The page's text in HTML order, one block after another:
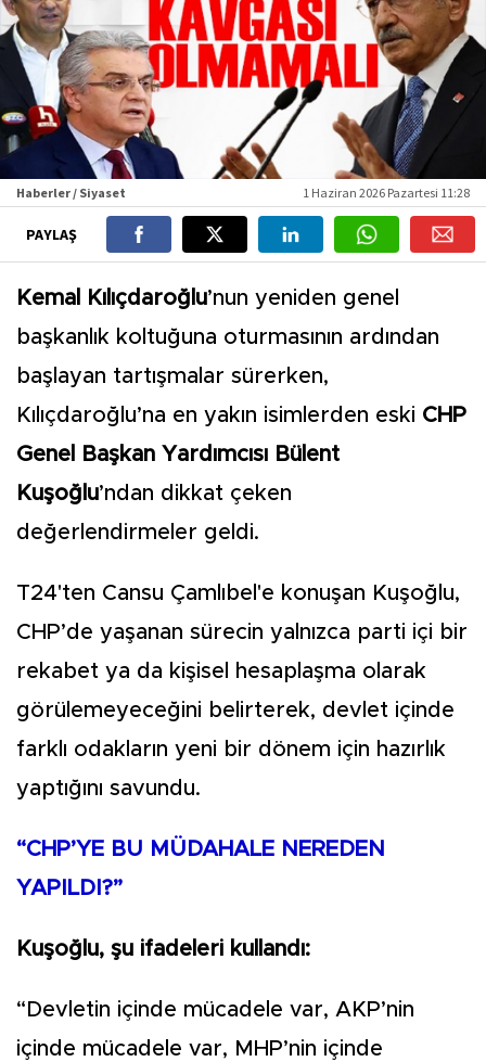
Haberler / Siyaset 1 Haziran 2026 Pazartesi 11:28
PAYLAŞ
Kemal Kılıçdaroğlu’nun yeniden genel
başkanlık koltuğuna oturmasının ardından
başlayan tartışmalar sürerken,
Kılıçdaroğlu’na en yakın isimlerden eski CHP
Genel Başkan Yardımcısı Bülent
Kuşoğlu’ndan dikkat çeken
değerlendirmeler geldi.
T24'ten Cansu Çamlıbel'e konuşan Kuşoğlu,
CHP’de yaşanan sürecin yalnızca parti içi bir
rekabet ya da kişisel hesaplaşma olarak
görülemeyeceğini belirterek, devlet içinde
farklı odakların yeni bir dönem için hazırlık
yaptığını savundu.
“CHP’YE BU MÜDAHALE NEREDEN
YAPILDI?”
Kuşoğlu, şu ifadeleri kullandı:
“Devletin içinde mücadele var, AKP’nin
içinde mücadele var, MHP’nin içinde